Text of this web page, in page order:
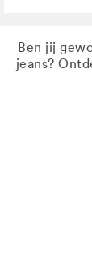
Ben jij
jeans?